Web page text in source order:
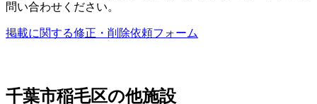
問い合わせください。
掲載に関する修正・削除依頼フォーム
千葉市稲毛区の他施設